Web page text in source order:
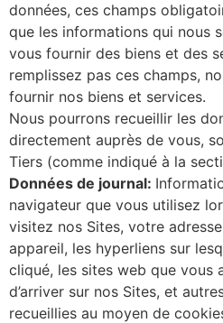
données, ces champs
que les informations qui nous
vous fournir des biens et des
remplissez pas ces champs,
fournir nos biens et services.
Nous pourrons recueillir les
directement auprès de vous,
Tiers (comme indiqué à la
Données de journal:
navigateur que vous utilisez
visitez nos Sites, votre
appareil, les hyperliens sur
cliqué, les sites web que vous
d’arriver sur nos Sites, et
recueillies au moyen de